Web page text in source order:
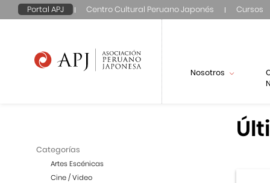
Portal APJ Centro Cultural Peruano Japonés Cursos
Nosotros
Categorías
Artes Escénicas
Cine / Video